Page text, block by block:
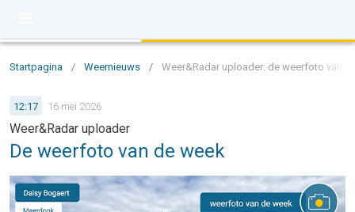
Startpagina / Weernieuws / Weer&Radar uploader: de weerfoto van
12:17 16 mei 2026
Weer&Radar uploader
De weerfoto van de week